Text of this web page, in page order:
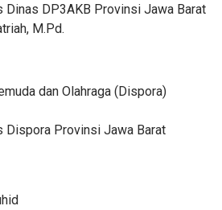
Dinas DP3AKB Provinsi Jawa Barat
M.Pd.
dan Olahraga (Dispora)
Dispora Provinsi Jawa Barat